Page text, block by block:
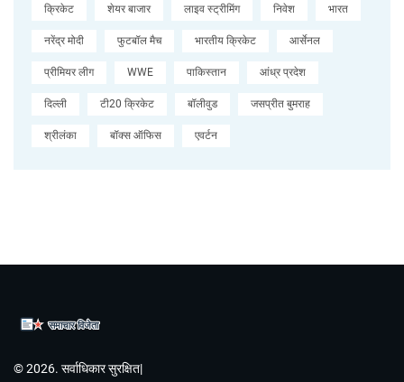
क्रिकेट शेयर बाजार लाइव स्ट्रीमिंग निवेश भारत
नरेंद्र मोदी फुटबॉल मैच भारतीय क्रिकेट आर्सेनल
प्रीमियर लीग WWE पाकिस्तान आंध्र प्रदेश
दिल्ली टी20 क्रिकेट बॉलीवुड जसप्रीत बुमराह
श्रीलंका बॉक्स ऑफिस एवर्टन
© 2026. सर्वाधिकार सुरक्षित|